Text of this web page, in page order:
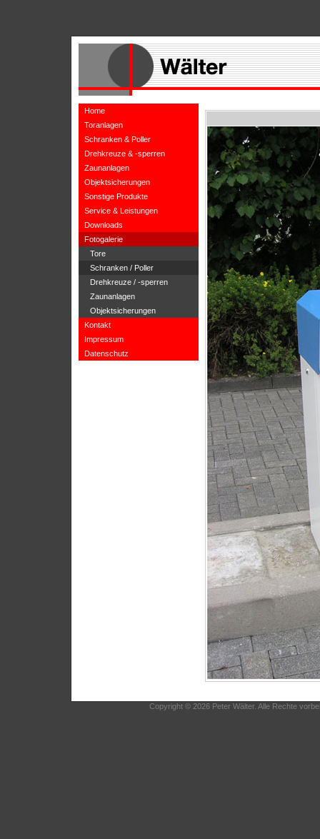
Home
Toranlagen
Schranken & Poller
Drehkreuze & -sperren
Zaunanlagen
Objektsicherungen
Sonstige Produkte
Service & Leistungen
Downloads
Fotogalerie
Tore
Schranken / Poller
Drehkreuze / -sperren
Zaunanlagen
Objektsicherungen
Kontakt
Impressum
Datenschutz
Copyright © 2026 Peter Wälter. Alle Rechte